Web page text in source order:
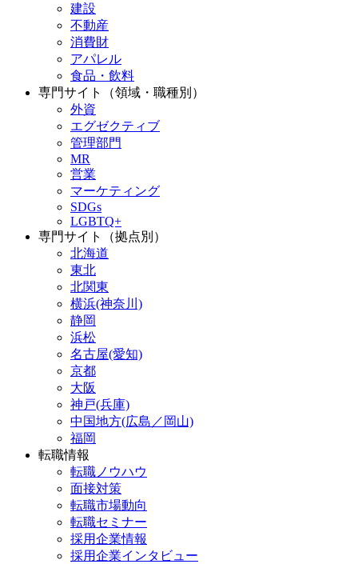
建設
不動産
消費財
アパレル
食品・飲料
専門サイト（領域・職種別）
外資
エグゼクティブ
管理部門
MR
営業
マーケティング
SDGs
LGBTQ+
専門サイト（拠点別）
北海道
東北
北関東
横浜(神奈川)
静岡
浜松
名古屋(愛知)
京都
大阪
神戸(兵庫)
中国地方(広島／岡山)
福岡
転職情報
転職ノウハウ
面接対策
転職市場動向
転職セミナー
採用企業情報
採用企業インタビュー